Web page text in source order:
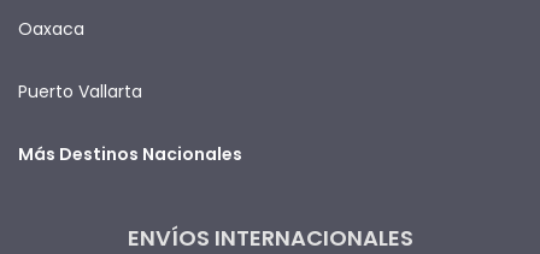
Oaxaca
Puerto Vallarta
Más Destinos Nacionales
ENVÍOS INTERNACIONALES